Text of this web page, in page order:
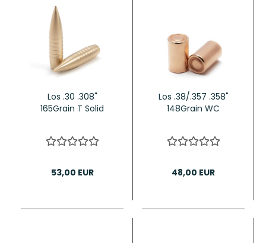
Los .30 .308"
165Grain T Solid
53,00 EUR
Los .38/.357 .358"
148Grain WC
48,00 EUR